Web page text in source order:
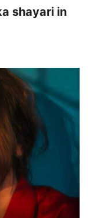
shayari in